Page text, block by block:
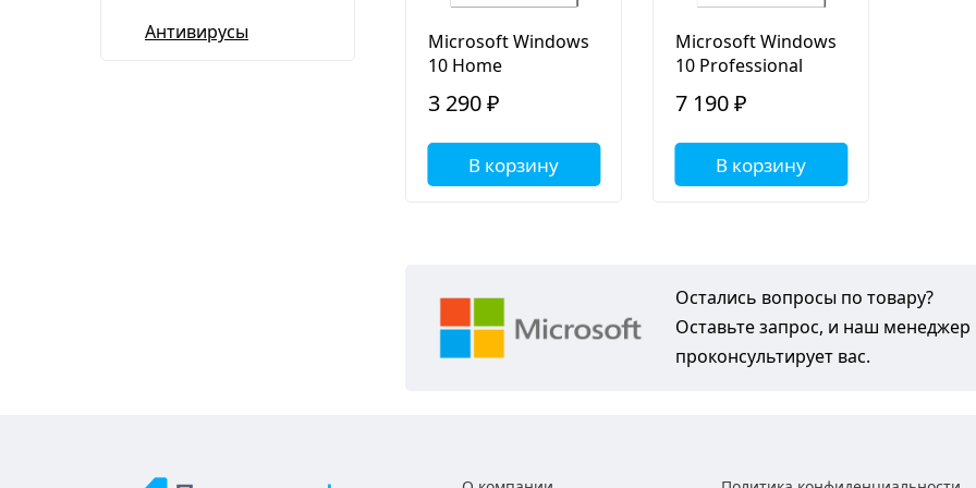
Антивирусы
Microsoft Windows
10 Home
3 290 ₽
В корзину
Microsoft Windows
10 Professional
7 190 ₽
В корзину
Остались вопросы по товару?
Оставьте запрос, и наш менеджер
проконсультирует вас.